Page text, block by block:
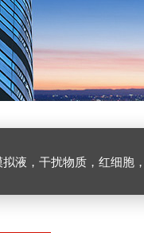
拟液，干扰物质，红细胞